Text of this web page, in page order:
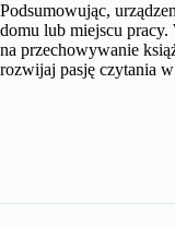
Podsumowując,
domu lub miejscu
na przechowywanie
rozwijaj pasję czytania